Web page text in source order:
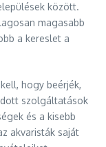
között.
magasabb
a kereslet a
hogy beérjék,
szolgáltatások
és a kisebb
akvaristák saját